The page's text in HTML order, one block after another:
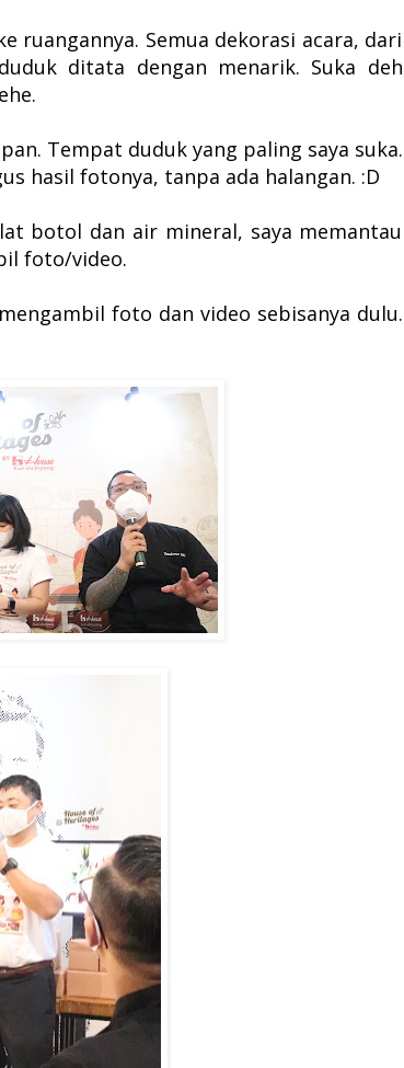
ruangannya. Semua dekorasi acara, dari
ditata dengan menarik. Suka deh
Tempat duduk yang paling saya suka.
hasil fotonya, tanpa ada halangan. :D
botol dan air mineral, saya memantau
foto/video.
foto dan video sebisanya dulu.